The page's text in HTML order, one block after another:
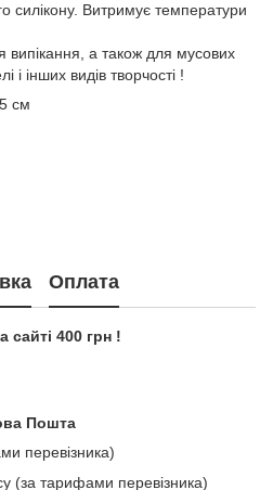
силікону. Витримує температури
випікання, а також для мусових
і інших видів творчості !
см
Оплата
сайті 400 грн !
Пошта
перевізника)
(за тарифами перевізника)